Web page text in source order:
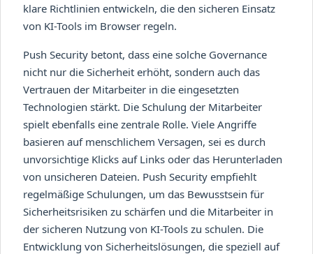
klare Richtlinien entwickeln, die den sicheren Einsatz
von KI-Tools im Browser regeln.
Push Security betont, dass eine solche Governance
nicht nur die Sicherheit erhöht, sondern auch das
Vertrauen der Mitarbeiter in die eingesetzten
Technologien stärkt. Die Schulung der Mitarbeiter
spielt ebenfalls eine zentrale Rolle. Viele Angriffe
basieren auf menschlichem Versagen, sei es durch
unvorsichtige Klicks auf Links oder das Herunterladen
von unsicheren Dateien. Push Security empfiehlt
regelmäßige Schulungen, um das Bewusstsein für
Sicherheitsrisiken zu schärfen und die Mitarbeiter in
der sicheren Nutzung von KI-Tools zu schulen. Die
Entwicklung von Sicherheitslösungen, die speziell auf